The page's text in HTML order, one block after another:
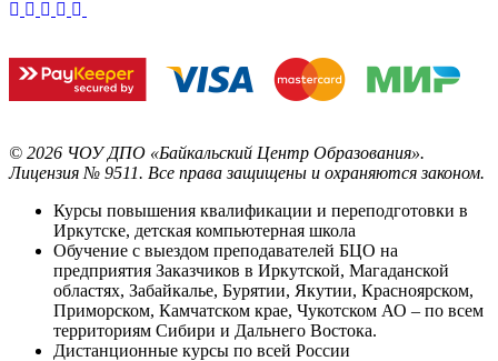
© 2026 ЧОУ ДПО «Байкальский Центр Образования».
Лицензия № 9511. Все права защищены и охраняются законом.
Курсы повышения квалификации и переподготовки в
Иркутске, детская компьютерная школа
Обучение с выездом преподавателей БЦО на
предприятия Заказчиков в Иркутской, Магаданской
областях, Забайкалье, Бурятии, Якутии, Красноярском,
Приморском, Камчатском крае, Чукотском АО – по всем
территориям Сибири и Дальнего Востока.
Дистанционные курсы по всей России